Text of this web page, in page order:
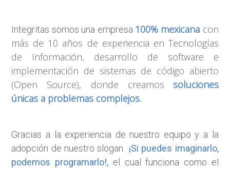
Integritas somos una empresa 100% mexicana con
más de 10 años de experiencia en Tecnologías
de Información, desarrollo de software e
implementación de sistemas de código abierto
(Open Source), donde creamos
soluciones
únicas a problemas complejos.
Gracias a la experiencia de nuestro equipo y a la
adopción de nuestro slogan
¡Si puedes imaginarlo,
podemos programarlo!, el cual funciona como el